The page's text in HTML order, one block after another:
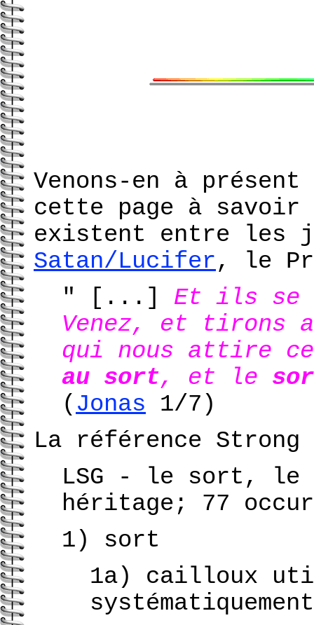
Venons-en à
cette page à
existent entre les
Satan/Lucifer, le
" [...] Et ils se
Venez, et tirons
qui nous attire
au sort, et le
( Jonas 1/7)
La référence Strong
LSG - le sort,
héritage; 77
1) sort
1a) cailloux